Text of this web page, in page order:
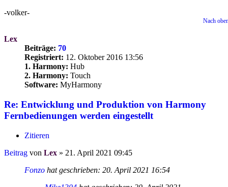
-volker-
Nach
Lex
Beiträge: 70
Registriert: 12. Oktober 2016 13:56
1. Harmony: Hub
2. Harmony: Touch
Software: MyHarmony
Re: Entwicklung und Produktion von Harmony
Fernbedienungen werden eingestellt
Zitieren
Beitrag von Lex » 21. April 2021 09:45
Fonzo hat geschrieben: 20. April 2021 16:54